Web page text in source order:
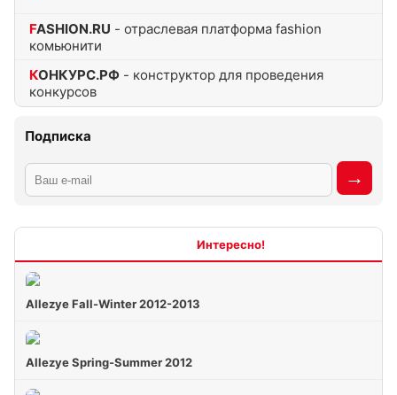
FASHION.RU - отраслевая платформа fashion
комьюнити
КОНКУРС.РФ - конструктор для проведения
конкурсов
Подписка
Allezye Fall-Winter 2012-2013
Allezye Spring-Summer 2012